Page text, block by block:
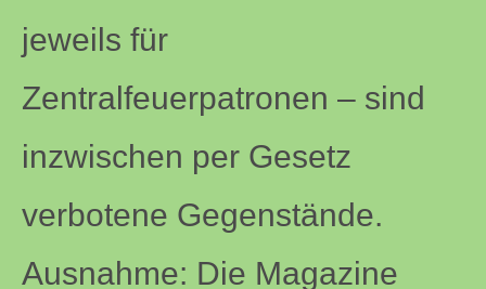
jeweils für
Zentralfeuerpatronen – sind
inzwischen per Gesetz
verbotene Gegenstände.
Ausnahme: Die Magazine